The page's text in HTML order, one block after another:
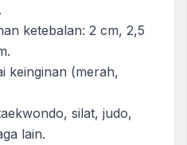
ketebalan: 2 cm, 2,5
keinginan (merah,
silat, judo,
lain.